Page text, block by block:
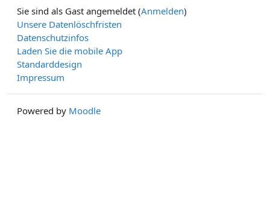
Sie sind als Gast angemeldet (Anmelden)
Unsere Datenlöschfristen
Datenschutzinfos
Laden Sie die mobile App
Standarddesign
Impressum
Powered by Moodle